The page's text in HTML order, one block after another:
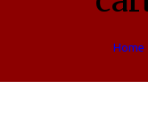
Home